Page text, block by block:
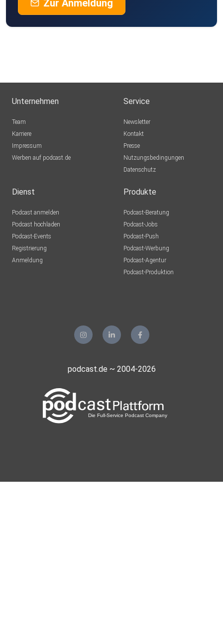
Zur Anmeldung
Unternehmen
Team
Karriere
Impressum
Werben auf podcast.de
Service
Newsletter
Kontakt
Presse
Nutzungsbedingungen
Datenschutz
Dienst
Podcast anmelden
Podcast hochladen
Podcast-Events
Registrierung
Anmeldung
Produkte
Podcast-Beratung
Podcast-Jobs
Podcast-Push
Podcast-Werbung
Podcast-Agentur
Podcast-Produktion
podcast.de ~ 2004-2026